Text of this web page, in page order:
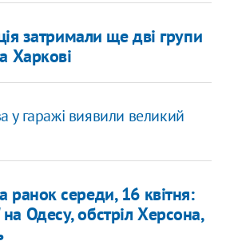
затримали ще дві групи
Харкові
у гаражі виявили великий
ранок середи, 16 квітня:
Одесу, обстріл Херсона,